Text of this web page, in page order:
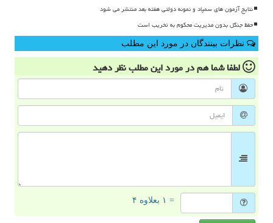
نتایج آزمون های سمپاد و نمونه دولتی هفته بعد منتشر می شود
حفظ جنگل بدون مدیریت محکوم به تخریب است
نظرات بینندگان در مورد این مطلب
لطفا شما همدر مورد این مطلبنظر دهید
= ۱ بعلاوه ۴